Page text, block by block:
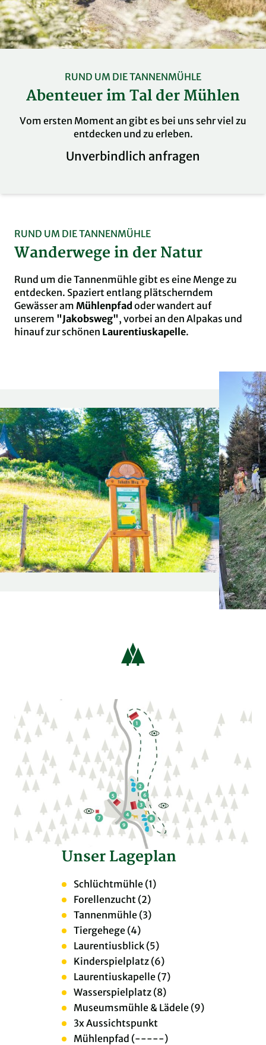
RUND UM DIE TANNENMÜHLE
Abenteuer im Tal der Mühlen
Vom ersten Moment an gibt es bei uns sehr viel zu
entdecken und zu erleben.
Unverbindlich anfragen
RUND UM DIE TANNENMÜHLE
Wanderwege in der Natur
Rund um die Tannenmühle gibt es eine Menge zu
entdecken. Spaziert entlang plätscherndem
Gewässer am Mühlenpfad oder wandert auf
unserem "Jakobsweg", vorbei an den Alpakas und
hinauf zur schönen Laurentiuskapelle.
Unser Lageplan
Schlüchtmühle (1)
Forellenzucht (2)
Tannenmühle (3)
Tiergehege (4)
Laurentiusblick (5)
Kinderspielplatz (6)
Laurentiuskapelle (7)
Wasserspielplatz (8)
Museumsmühle & Lädele (9)
3x Aussichtspunkt
Mühlenpfad (-----)